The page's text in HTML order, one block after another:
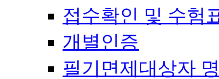
접수확인 및 수험
개별인증
필기면제대상자